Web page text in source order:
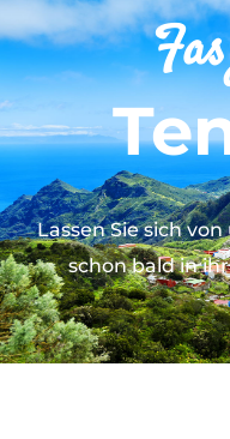
Lassen Sie sich
schon bald in